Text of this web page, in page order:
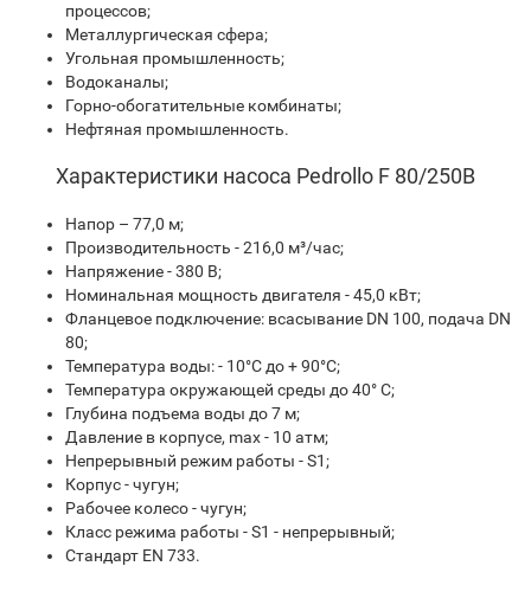
процессов;
Металлургическая сфера;
Угольная промышленность;
Водоканалы;
Горно-обогатительные комбинаты;
Нефтяная промышленность.
Характеристики насоса Pedrollo F 80/250B
Напор – 77,0 м;
Производительность - 216,0 м³/час;
Напряжение - 380 В;
Номинальная мощность двигателя - 45,0 кВт;
Фланцевое подключение: всасывание DN 100, подача DN
80;
Температура воды: - 10°С до + 90°С;
Температура окружающей среды до 40° С;
Глубина подъема воды до 7 м;
Давление в корпусе, max - 10 атм;
Непрерывный режим работы - S1;
Корпус - чугун;
Рабочее колесо - чугун;
Класс режима работы - S1 - непрерывный;
Стандарт EN 733.